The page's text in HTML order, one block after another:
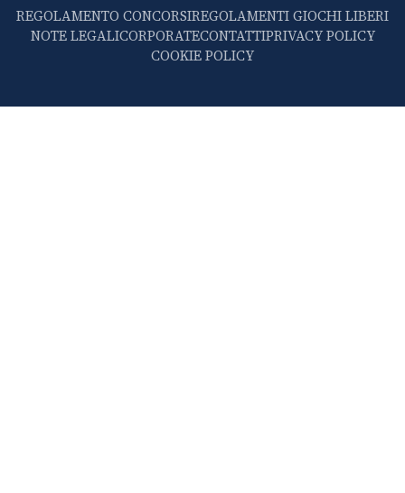
REGOLAMENTO CONCORSIREGOLAMENTI GIOCHI LIBERI
NOTE LEGALICORPORATECONTATTIPRIVACY POLICY
COOKIE POLICY